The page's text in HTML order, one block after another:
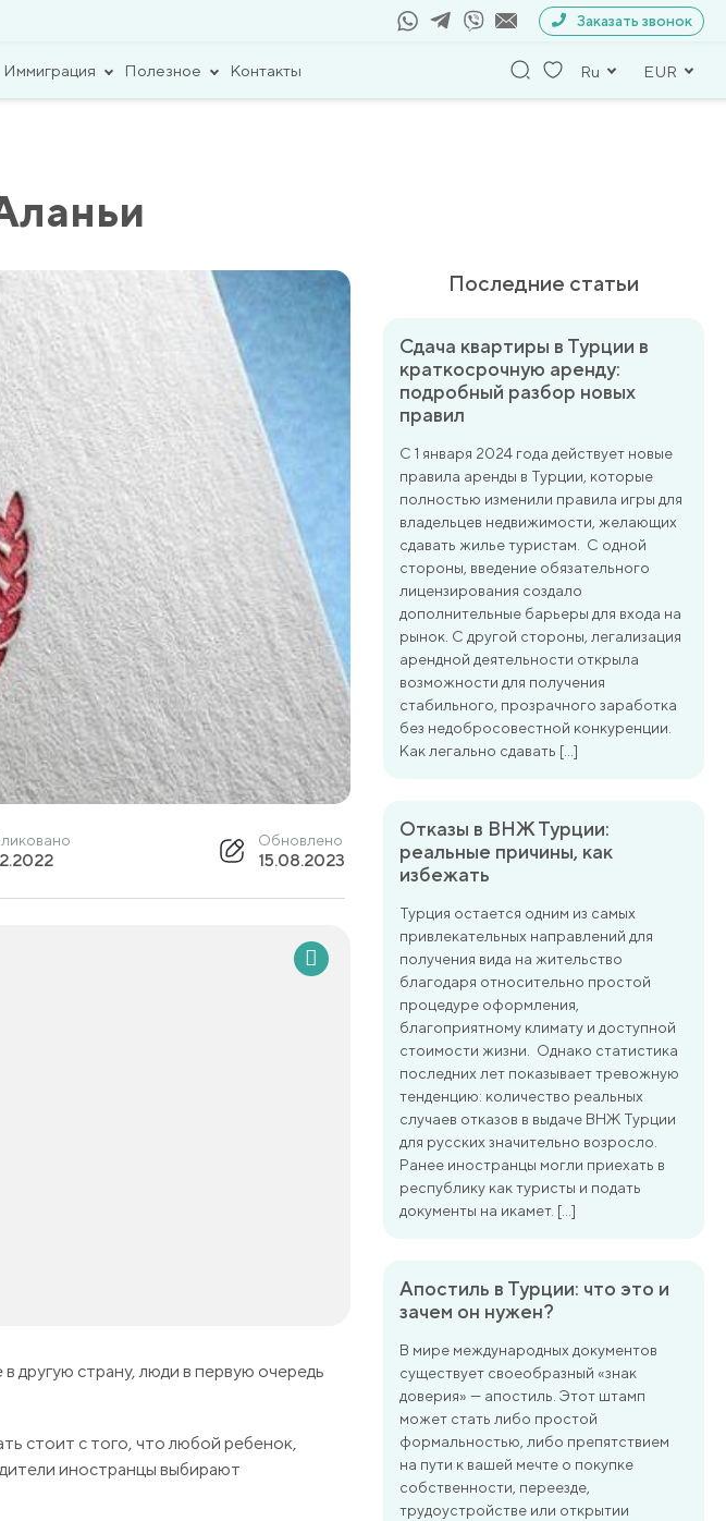
Заказать звонок
Иммиграция Полезное Контакты Ru EUR
Обновлено
15.08.2023
другую страну, люди в первую очередь
стоит с того, что любой ребенок,
иностранцы выбирают
Последние статьи
Сдача квартиры в Турции в
краткосрочную аренду:
подробный разбор новых
правил
С 1 января 2024 года действует новые
правила аренды в Турции, которые
полностью изменили правила игры для
владельцев недвижимости, желающих
сдавать жилье туристам. С одной
стороны, введение обязательного
лицензирования создало
дополнительные барьеры для входа на
рынок. С другой стороны, легализация
арендной деятельности открыла
возможности для получения
стабильного, прозрачного заработка
без недобросовестной конкуренции.
Как легально сдавать […]
Отказы в ВНЖ Турции:
реальные причины, как
избежать
Турция остается одним из самых
привлекательных направлений для
получения вида на жительство
благодаря относительно простой
процедуре оформления,
благоприятному климату и доступной
стоимости жизни. Однако статистика
последних лет показывает тревожную
тенденцию: количество реальных
случаев отказов в выдаче ВНЖ Турции
для русских значительно возросло.
Ранее иностранцы могли приехать в
республику как туристы и подать
документы на икамет. […]
Апостиль в Турции: что это и
зачем он нужен?
В мире международных документов
существует своеобразный «знак
доверия» — апостиль. Этот штамп
может стать либо простой
формальностью, либо препятствием
на пути к вашей мечте о покупке
собственности, переезде,
трудоустройстве или открытии